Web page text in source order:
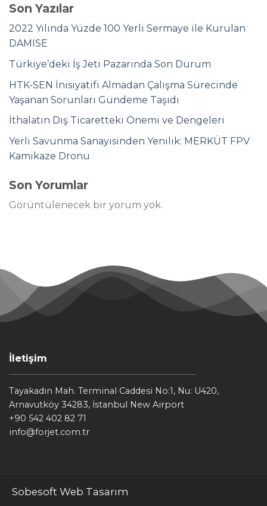
Son Yazılar
2022 Yılında Yüzde 100 Yerli Sermaye ile Kurulan
DAMISE
Türkiye’deki İş Jeti Pazarında Son Durum
HTK-SEN İnisiyatifi Almadan Çalışma Sürecinde
Yaşanan Sorunları Gündeme Taşıdı
İthalatın Dış Ticaretteki Önemi ve Dengeleri
Yerli Savunma Sanayisinden Yenilik: MERKÜT FPV
Kamikaze Dronu
Son Yorumlar
Görüntülenecek bir yorum yok.
İletişim
Tayakadın Mah. Terminal Caddesi No:1, Nu: U420,
Arnavutköy 34283, İstanbul New Airport
+90 542 402 82 71
info@forjet.com.tr
Sobesoft Web Tasarım